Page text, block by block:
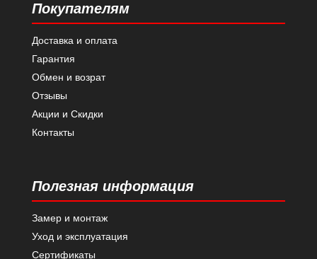
Покупателям
Доставка и оплата
Гарантия
Обмен и возрат
Отзывы
Акции и Скидки
Контакты
Полезная информация
Замер и монтаж
Уход и эксплуатация
Сертификаты